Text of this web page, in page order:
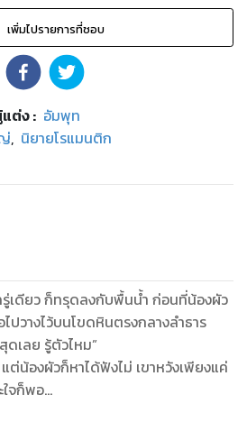
เพิ่มไปรายการที่ชอบ
ต่ง : อัมพุท
, นิยายโรแมนติก
รู่เดียว ก็ทรุดลงกับพื้นน้ำ ก่อนที่น้องผัว
ปวางไว้บนโขดหินตรงกลางลำธาร
ดเลย รู้ตัวไหม”
ต่น้องผัวก็หาได้ฟังไม่ เขาหวังเพียงแค่
ใจก็พอ
วจิ๋วของเธอออก ก่อนจะถลกกางเกง